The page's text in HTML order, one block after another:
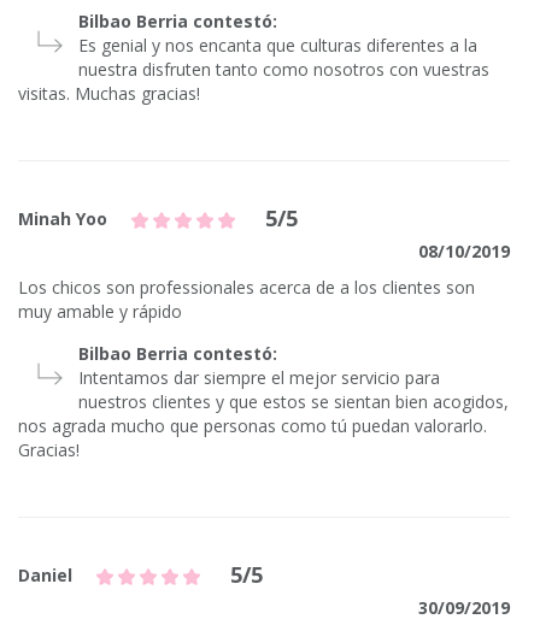
Bilbao Berria contestó:
Es genial y nos encanta que culturas diferentes a la
nuestra disfruten tanto como nosotros con vuestras
visitas. Muchas gracias!
Minah Yoo 5/5
08/10/2019
Los chicos son professionales acerca de a los clientes son
muy amable y rápido
Bilbao Berria contestó:
Intentamos dar siempre el mejor servicio para
nuestros clientes y que estos se sientan bien acogidos,
nos agrada mucho que personas como tú puedan valorarlo.
Gracias!
Daniel 5/5
30/09/2019